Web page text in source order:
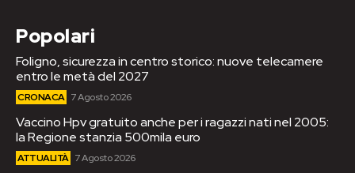
Popolari
Foligno, sicurezza in centro storico: nuove telecamere
entro le metà del 2027
CRONACA 7 Agosto 2026
Vaccino Hpv gratuito anche per i ragazzi nati nel 2005:
la Regione stanzia 500mila euro
ATTUALITÀ 7 Agosto 2026